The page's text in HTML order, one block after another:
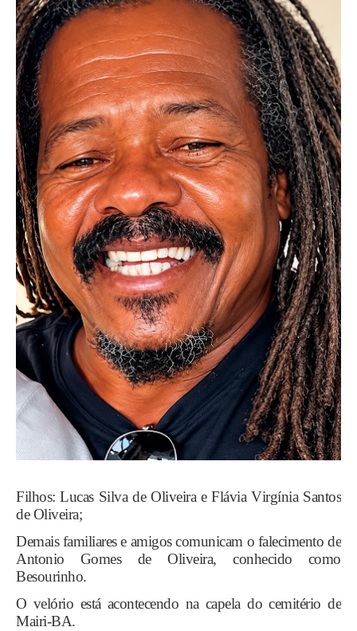
Filhos: Lucas Silva de Oliveira e Flávia Virgínia Santos
de Oliveira;
Demais familiares e amigos comunicam o falecimento de
Antonio Gomes de Oliveira, conhecido como
Besourinho.
O velório está acontecendo na capela do cemitério de
Mairi-BA.